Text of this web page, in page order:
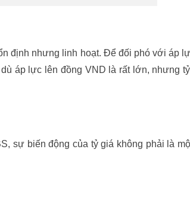
định nhưng linh hoạt. Để đối phó với áp
áp lực lên đồng VND là rất lớn, nhưng
sự biến động của tỷ giá không phải là